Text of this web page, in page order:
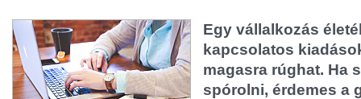
Egy vállalkozás
kapcsolatos
magasra rúghat. Ha
spórolni, érdemes a